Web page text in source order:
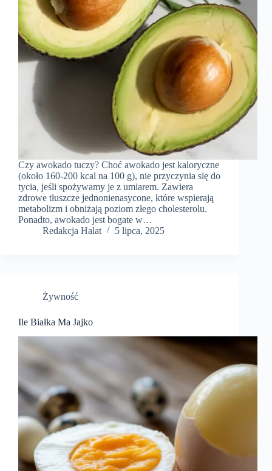
Czy awokado tuczy? Choć awokado jest kaloryczne
(około 160-200 kcal na 100 g), nie przyczynia się do
tycia, jeśli spożywamy je z umiarem. Zawiera
zdrowe tłuszcze jednonienasycone, które wspierają
metabolizm i obniżają poziom złego cholesterolu.
Ponadto, awokado jest bogate w…
Redakcja Halat
5 lipca, 2025
Żywność
Ile Białka Ma Jajko